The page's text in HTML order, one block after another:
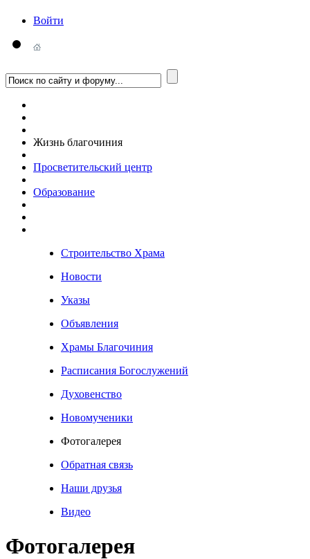
Войти
Жизнь благочиния
Просветительский центр
Образование
Строительство Храма
Новости
Указы
Объявления
Храмы Благочиния
Расписания Богослужений
Духовенство
Новомученики
Фотогалерея
Обратная связь
Наши друзья
Видео
Фотогалерея